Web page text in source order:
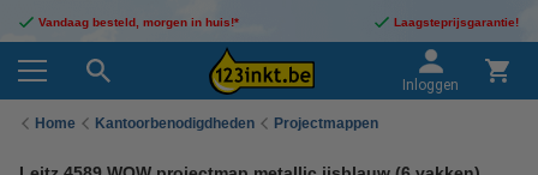
Vandaag besteld, morgen in huis!* Laagsteprijsgarantie!
Inloggen
Home Kantoorbenodigdheden Projectmappen